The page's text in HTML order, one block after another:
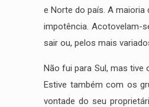
e Norte do país. A
impotência. Acotovelam-
sair ou, pelos mais
Não fui para Sul, mas tive
Estive também com os
vontade do seu